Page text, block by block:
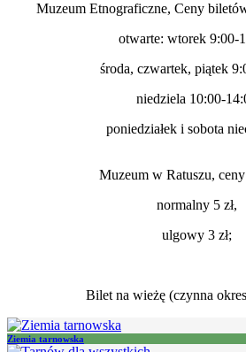
Muzeum Etnograficzne, Ceny
otwarte: wtorek 9:00-
środa, czwartek, piątek
niedziela 10:00-
poniedziałek i sobota
Muzeum w Ratuszu,
normalny 5 zł,
ulgowy 3 zł;
Bilet na wieżę (czynna
Ziemia tarnowska